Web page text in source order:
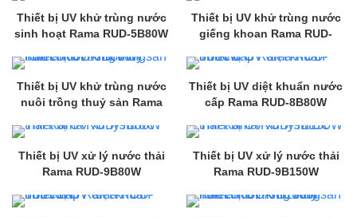
Thiết bị UV khử trùng nước
sinh hoạt Rama RUD-5B80W
Thiết bị UV khử trùng nước
giếng khoan Rama RUD-
Thiết bị UV khử trùng nước
nuôi trồng thuỷ sản Rama
Thiết bị UV diệt khuẩn nước
cấp Rama RUD-8B80W
Thiết bị UV xử lý nước thải
Rama RUD-9B80W
Thiết bị UV xử lý nước thải
Rama RUD-9B150W